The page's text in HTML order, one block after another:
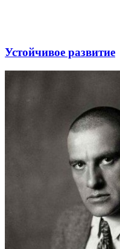
Устойчивое развитие